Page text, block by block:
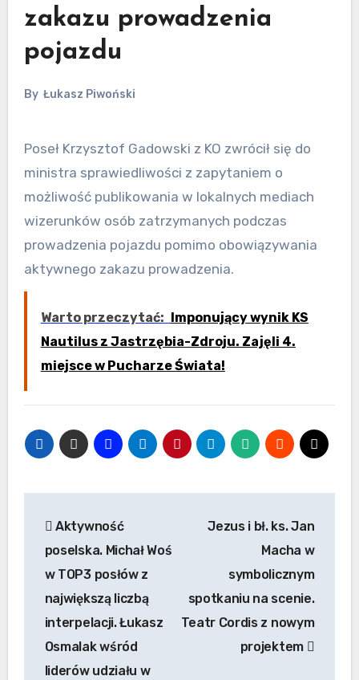
zakazu prowadzenia
pojazdu
By Łukasz Piwoński
Poseł Krzysztof Gadowski z KO zwrócił się do
ministra sprawiedliwości z zapytaniem o
możliwość publikowania w lokalnych mediach
wizerunków osób zatrzymanych podczas
prowadzenia pojazdu pomimo obowiązywania
aktywnego zakazu prowadzenia.
Warto przeczytać: Imponujący wynik KS
Nautilus z Jastrzębia-Zdroju. Zajęli 4.
miejsce w Pucharze Świata!
wpisu
Aktywność
poselska. Michał Woś
w TOP3 posłów z
największą liczbą
interpelacji. Łukasz
Osmalak wśród
liderów udziału w
Jezus i bł. ks. Jan
Macha w
symbolicznym
spotkaniu na scenie.
Teatr Cordis z nowym
projektem